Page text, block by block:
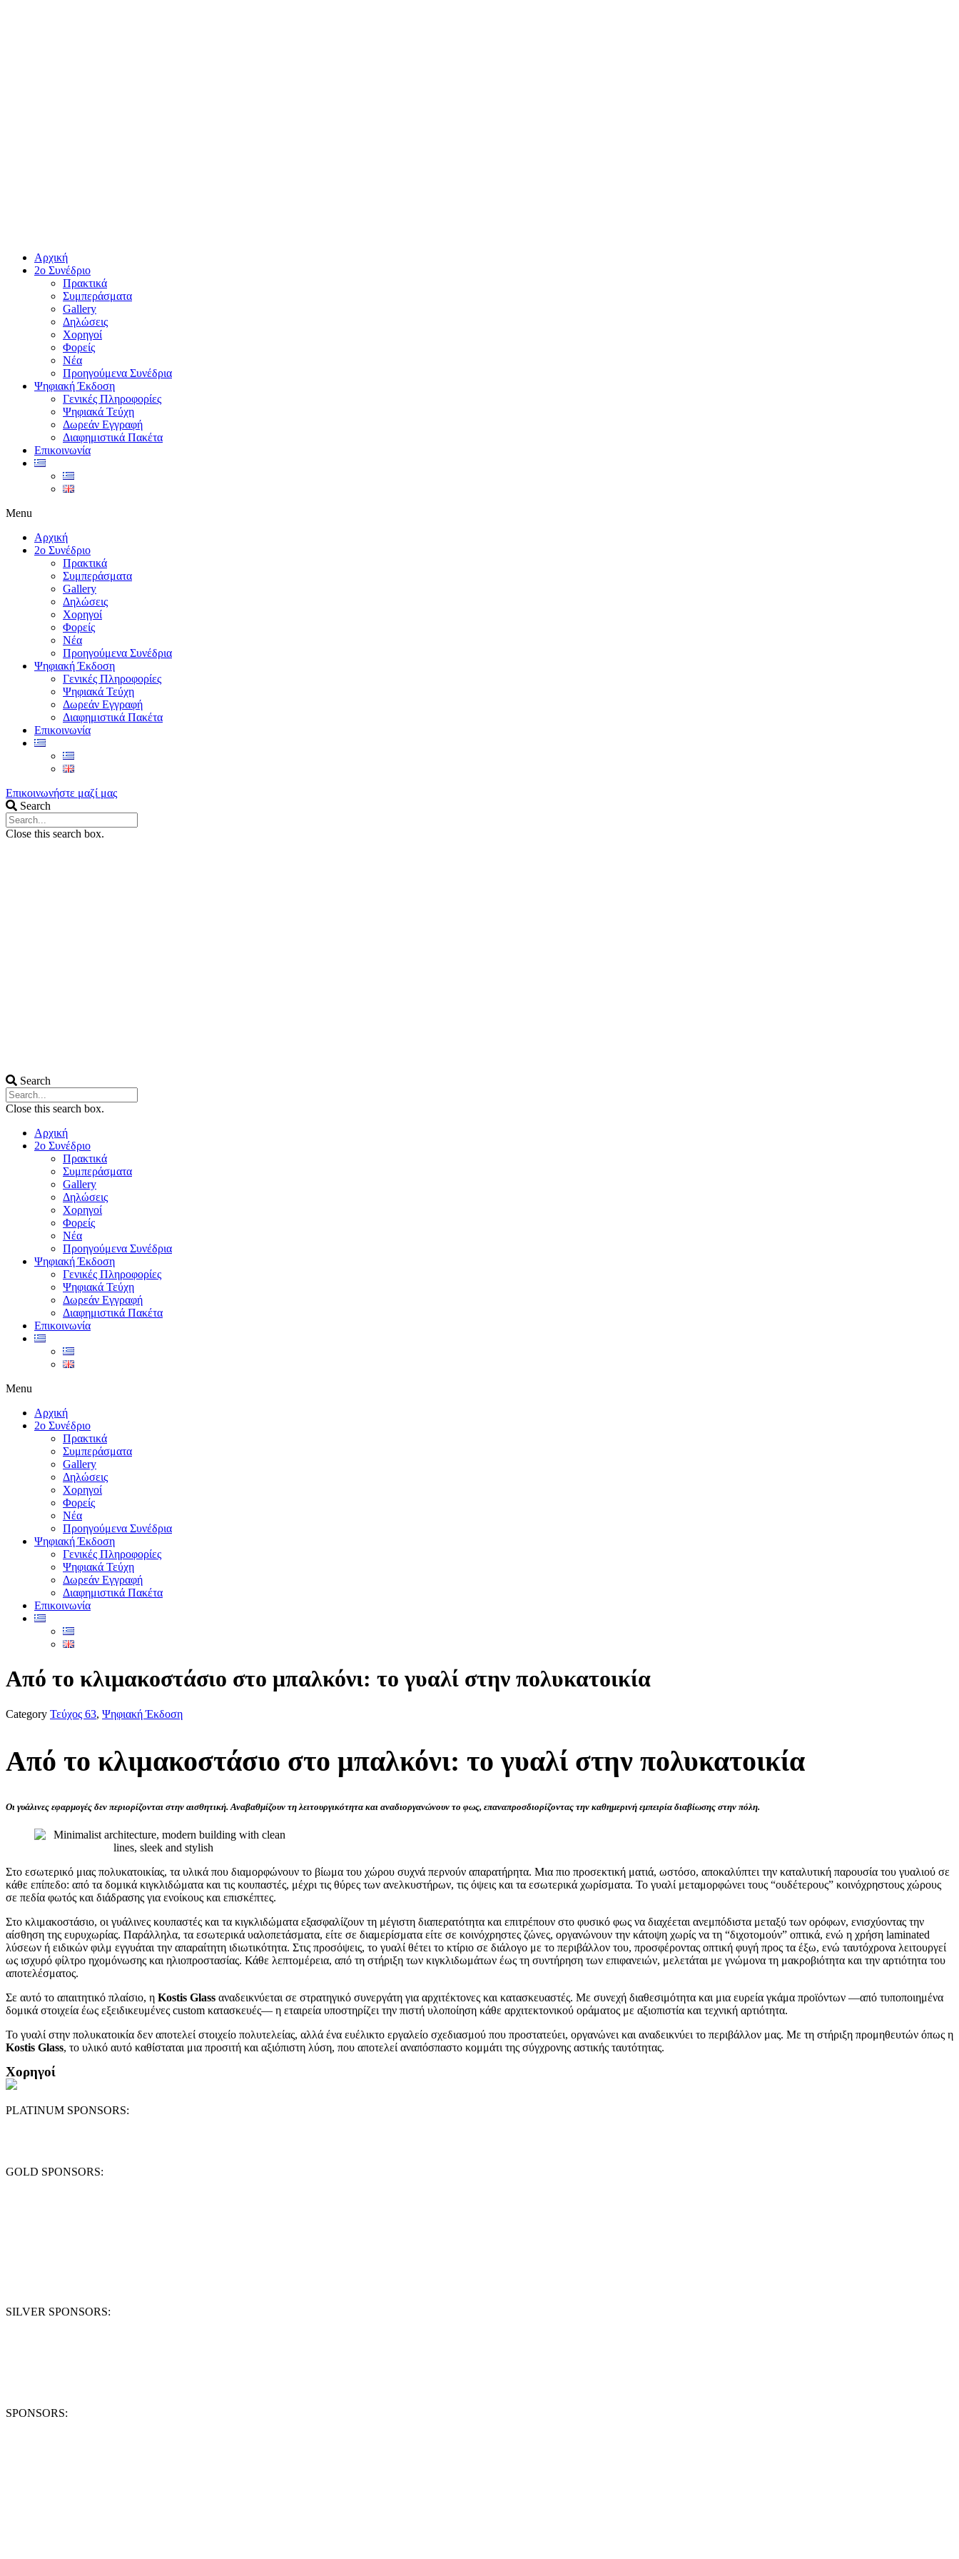
Αρχική
2ο Συνέδριο
Πρακτικά
Συμπεράσματα
Gallery
Δηλώσεις
Χορηγοί
Φορείς
Νέα
Προηγούμενα Συνέδρια
Ψηφιακή Έκδοση
Γενικές Πληροφορίες
Ψηφιακά Τεύχη
Δωρεάν Εγγραφή
Διαφημιστικά Πακέτα
Επικοινωνία
Menu
Αρχική
2ο Συνέδριο
Πρακτικά
Συμπεράσματα
Gallery
Δηλώσεις
Χορηγοί
Φορείς
Νέα
Προηγούμενα Συνέδρια
Ψηφιακή Έκδοση
Γενικές Πληροφορίες
Ψηφιακά Τεύχη
Δωρεάν Εγγραφή
Διαφημιστικά Πακέτα
Επικοινωνία
Επικοινωνήστε μαζί μας
Search
Close this search box.
Search
Close this search box.
Αρχική
2ο Συνέδριο
Πρακτικά
Συμπεράσματα
Gallery
Δηλώσεις
Χορηγοί
Φορείς
Νέα
Προηγούμενα Συνέδρια
Ψηφιακή Έκδοση
Γενικές Πληροφορίες
Ψηφιακά Τεύχη
Δωρεάν Εγγραφή
Διαφημιστικά Πακέτα
Επικοινωνία
Menu
Αρχική
2ο Συνέδριο
Πρακτικά
Συμπεράσματα
Gallery
Δηλώσεις
Χορηγοί
Φορείς
Νέα
Προηγούμενα Συνέδρια
Ψηφιακή Έκδοση
Γενικές Πληροφορίες
Ψηφιακά Τεύχη
Δωρεάν Εγγραφή
Διαφημιστικά Πακέτα
Επικοινωνία
Από το κλιμακοστάσιο στο μπαλκόνι: το γυαλί στην πολυκατοικία
Category Τεύχος 63, Ψηφιακή Έκδοση
Από το κλιμακοστάσιο στο μπαλκόνι: το γυαλί στην πολυκατοικία
Οι γυάλινες εφαρμογές δεν περιορίζονται στην αισθητική. Αναβαθμίζουν τη λειτουργικότητα και αναδιοργανώνουν το φως, επαναπροσδιορίζοντας την καθημερινή εμπειρία διαβίωσης στην πόλη.
Στο εσωτερικό μιας πολυκατοικίας, τα υλικά που διαμορφώνουν το βίωμα του χώρου συχνά περνούν απαρατήρητα. Μια πιο προσεκτική ματιά, ωστόσο, αποκαλύπτει την καταλυτική παρουσία του γυαλιού σε
κάθε επίπεδο: από τα δομικά κιγκλιδώματα και τις κουπαστές, μέχρι τις θύρες των ανελκυστήρων, τις όψεις και τα εσωτερικά χωρίσματα. Το γυαλί μεταμορφώνει τους “ουδέτερους” κοινόχρηστους χώρους
σε πεδία φωτός και διάδρασης για ενοίκους και επισκέπτες.
Στο κλιμακοστάσιο, οι γυάλινες κουπαστές και τα κιγκλιδώματα εξασφαλίζουν τη μέγιστη διαπερατότητα και επιτρέπουν στο φυσικό φως να διαχέεται ανεμπόδιστα μεταξύ των ορόφων, ενισχύοντας την
αίσθηση της ευρυχωρίας. Παράλληλα, τα εσωτερικά υαλοπετάσματα, είτε σε διαμερίσματα είτε σε κοινόχρηστες ζώνες, οργανώνουν την κάτοψη χωρίς να τη “διχοτομούν” οπτικά, ενώ η χρήση laminated
λύσεων ή ειδικών φιλμ εγγυάται την απαραίτητη ιδιωτικότητα. Στις προσόψεις, το γυαλί θέτει το κτίριο σε διάλογο με το περιβάλλον του, προσφέροντας οπτική φυγή προς τα έξω, ενώ ταυτόχρονα λειτουργεί
ως ισχυρό φίλτρο ηχομόνωσης και ηλιοπροστασίας. Κάθε λεπτομέρεια, από τη στήριξη των κιγκλιδωμάτων έως τη συντήρηση των επιφανειών, μελετάται με γνώμονα τη μακροβιότητα και την αρτιότητα του
αποτελέσματος.
Σε αυτό το απαιτητικό πλαίσιο, η Kostis Glass αναδεικνύεται σε στρατηγικό συνεργάτη για αρχιτέκτονες και κατασκευαστές. Με συνεχή διαθεσιμότητα και μια ευρεία γκάμα προϊόντων —από τυποποιημένα
δομικά στοιχεία έως εξειδικευμένες custom κατασκευές— η εταιρεία υποστηρίζει την πιστή υλοποίηση κάθε αρχιτεκτονικού οράματος με αξιοπιστία και τεχνική αρτιότητα.
Το γυαλί στην πολυκατοικία δεν αποτελεί στοιχείο πολυτελείας, αλλά ένα ευέλικτο εργαλείο σχεδιασμού που προστατεύει, οργανώνει και αναδεικνύει το περιβάλλον μας. Με τη στήριξη προμηθευτών όπως η
Kostis Glass, το υλικό αυτό καθίσταται μια προσιτή και αξιόπιστη λύση, που αποτελεί αναπόσπαστο κομμάτι της σύγχρονης αστικής ταυτότητας.
Χορηγοί
PLATINUM SPONSORS:
GOLD SPONSORS:
SILVER SPONSORS:
SPONSORS: